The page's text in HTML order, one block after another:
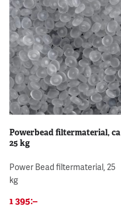
Powerbead filtermaterial, ca
25 kg
Power Bead filtermaterial, 25
kg
1 395:–